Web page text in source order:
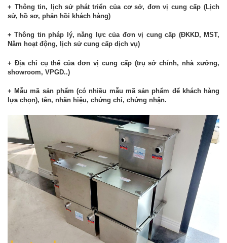
+ Thông tin, lịch sử phát triển của cơ sở, đơn vị cung cấp (Lịch
sử, hồ sơ, phản hồi khách hàng)
+ Thông tin pháp lý, năng lực của đơn vị cung cấp (ĐKKD, MST,
Năm hoạt động, lịch sử cung cấp dịch vụ)
+ Địa chỉ cụ thể của đơn vị cung cấp (trụ sở chính, nhà xưởng,
showroom, VPGD..)
+ Mẫu mã sản phẩm (có nhiều mẫu mã sản phẩm để khách hàng
lựa chọn), tên, nhãn hiệu, chứng chỉ, chứng nhận.